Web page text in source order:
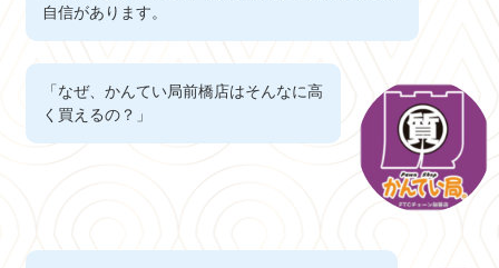
自信があります。
「なぜ、かんてい局前橋店はそんなに高
く買えるの？」